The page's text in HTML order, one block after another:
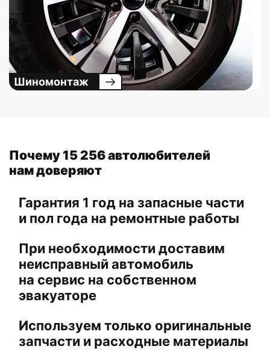
Шиномонтаж
Почему 15 256 автолюбителей
нам доверяют
Гарантия 1 год на запасные части
и пол года на ремонтные работы
При необходимости доставим
неисправный автомобиль
на сервис на собственном
эвакуаторе
Используем только оригинальные
запчасти и расходные материалы